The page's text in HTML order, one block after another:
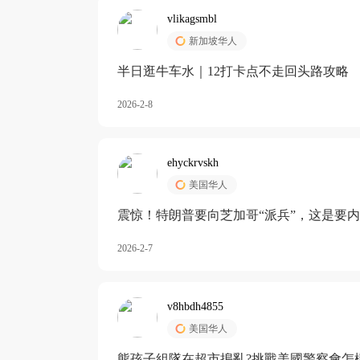
vlikagsmbl
新加坡华人
半日逛牛车水｜12打卡点不走回头路攻略
2026-2-8
ehyckrvskh
美国华人
震惊！特朗普要向芝加哥“派兵”，这是要
2026-2-7
v8hbdh4855
美国华人